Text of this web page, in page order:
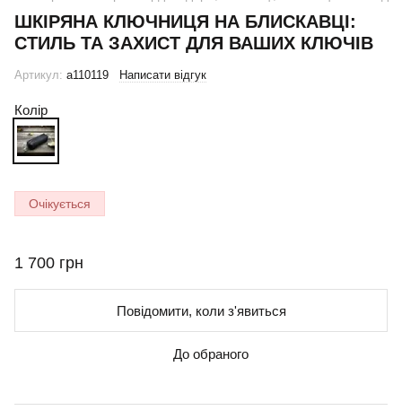
ШКІРЯНА КЛЮЧНИЦЯ НА БЛИСКАВЦІ:
СТИЛЬ ТА ЗАХИСТ ДЛЯ ВАШИХ КЛЮЧІВ
Артикул: a110119 Написати відгук
Колір
Очікується
1 700 грн
Повідомити, коли з'явиться
До обраного